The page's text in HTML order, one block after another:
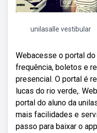
unilasalle vestibular
Webacesse o portal
frequência, boletos e
presencial. O portal é
lucas do rio verde,.
portal do aluno da
mais facilidades e
passo para baixar o